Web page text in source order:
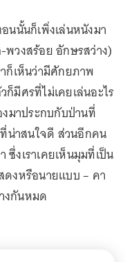
นนั้นก็เพิ่งเล่นหนังมา
-พวงสร้อย อักษรสว่าง)
ก็เห็นว่ามีศักยภาพ
มีศรที่ไม่เคยเล่นอะไร
มาประกบกับป่านที่
ที่น่าสนใจดี ส่วนอีกคน
งเราเคยเห็นมุมที่เป็น
ดงหรือนายแบบ – คา
งกันหมด